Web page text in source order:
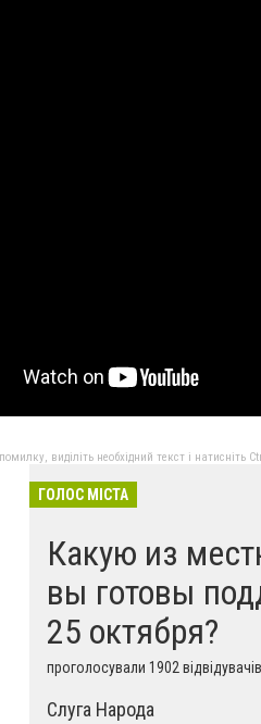
виділіть необхідний текст і натисніть
ГОЛОС МІСТА
Какую из
вы готовы
25 октября?
проголосували 1902 відвідувачів
Слуга Народа